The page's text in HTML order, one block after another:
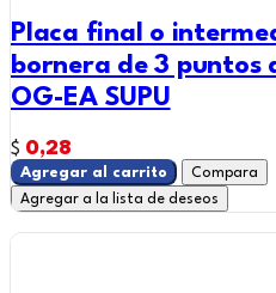
Placa final o
bornera de 3 puntos
OG-EA SUPU
$ 0,28
Agregar al carrito
Compara
Agregar a la lista de deseos